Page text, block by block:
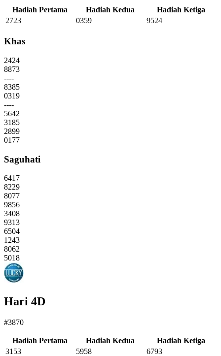
Hadiah Pertama Hadiah Kedua
Hadiah Ketiga
2723
0359 9524
Khas
2424
8873
----
8385
0319
----
5642
3185
2899
0177
Saguhati
6417
8229
8077
9856
3408
9313
6504
1243
8062
5018
Hari 4D
#3870
Hadiah Pertama Hadiah Kedua
Hadiah Ketiga
3153
5958 6793